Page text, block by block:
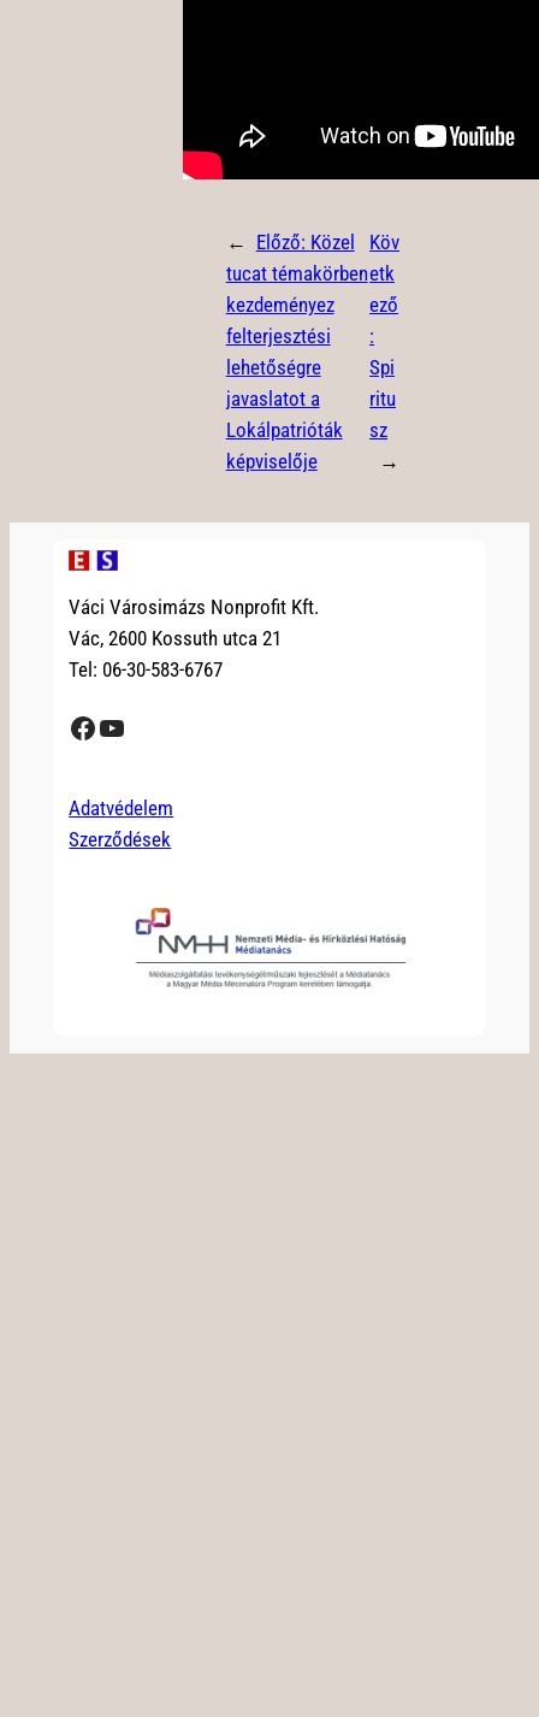
← Előző: Közel
tucat témakörben
kezdeményez
felterjesztési
lehetőségre
javaslatot a
Lokálpatrióták
képviselője
Köv
etk
ező
:
Spi
ritu
sz
→
Váci Városimázs Nonprofit Kft.
Vác, 2600 Kossuth utca 21
Tel: 06-30-583-6767
Facebook YouTube
Adatvédelem
Szerződések